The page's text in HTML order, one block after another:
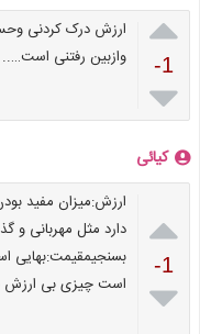

-1

ارزش درک کردنی
وازبین رفتنی است…..
کیائی

-1

ارزش:میزان مفید
دارد مثل مهربانی و
بسنجیمقیمت:بهایی
است چیزی بی ارزش